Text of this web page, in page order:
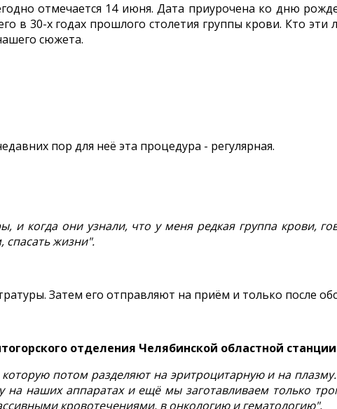
отмечается 14 июня. Дата приурочена ко дню
в 30-х годах прошлого столетия группы крови. Кто
сюжета.
пор для неё эта процедура - регулярная.
и когда они узнали, что у меня редкая группа крови,
спасать жизни".
Затем его отправляют на приём и только после
отделения Челябинской областной
потом разделяют на эритроцитарную и на
на наших аппаратах и ещё мы заготавливаем только
кровотечениями, в онкологию и гематологию".